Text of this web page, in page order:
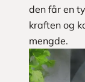
den får en
kraften og
mengde.